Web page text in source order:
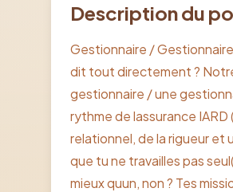
Description du
Gestionnaire /
dit tout directement ?
gestionnaire / une
rythme de lassurance
relationnel, de la rigueur et
que tu ne travailles pas
mieux quun, non ? Tes